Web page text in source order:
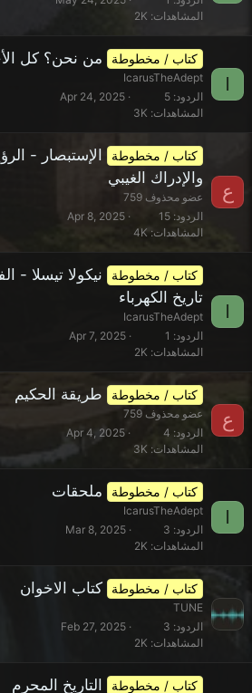
المشاهدات 2K
I
كتاب / مخطوطة من نحن؟ كل
IcarusTheAdept
الردود 5
المشاهدات 3K
Apr 24, 2025
ع
كتاب / مخطوطة
الإستبصار -
والإدراك الغيبي
عضو محذوف 759
الردود 15
المشاهدات 4K
Apr 8, 2025
I
كتاب / مخطوطة
نيكولا تيسلا -
تاريخ الكهرباء
IcarusTheAdept
الردود 1
المشاهدات 2K
Apr 7, 2025
ع
كتاب / مخطوطة طريقة الحكيم
عضو محذوف 759
الردود 4
المشاهدات 3K
Apr 4, 2025
I
كتاب / مخطوطة ملحقات
IcarusTheAdept
الردود 3
المشاهدات 2K
Mar 8, 2025
كتاب / مخطوطة كتاب الاخوان
TUNE
الردود 3
المشاهدات 2K
Feb 27, 2025
كتاب / مخطوطة التاريخ المحرم